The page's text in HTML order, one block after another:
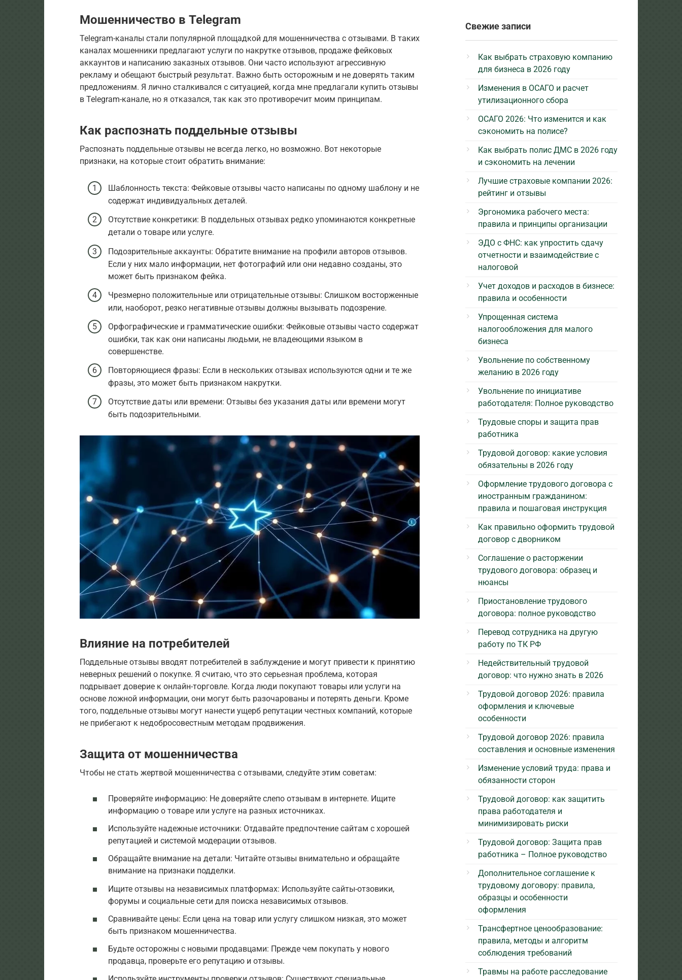
Мошенничество в Telegram
Telegram-каналы стали популярной площадкой для мошенничества с отзывами. В таких
каналах мошенники предлагают услуги по накрутке отзывов, продаже фейковых
аккаунтов и написанию заказных отзывов. Они часто используют агрессивную
рекламу и обещают быстрый результат. Важно быть осторожным и не доверять таким
предложениям. Я лично сталкивался с ситуацией, когда мне предлагали купить отзывы
в Telegram-канале, но я отказался, так как это противоречит моим принципам.
Как распознать поддельные отзывы
Распознать поддельные отзывы не всегда легко, но возможно. Вот некоторые
признаки, на которые стоит обратить внимание:
Шаблонность текста: Фейковые отзывы часто написаны по одному шаблону и не
содержат индивидуальных деталей.
Отсутствие конкретики: В поддельных отзывах редко упоминаются конкретные
детали о товаре или услуге.
Подозрительные аккаунты: Обратите внимание на профили авторов отзывов.
Если у них мало информации, нет фотографий или они недавно созданы, это
может быть признаком фейка.
Чрезмерно положительные или отрицательные отзывы: Слишком восторженные
или, наоборот, резко негативные отзывы должны вызывать подозрение.
Орфографические и грамматические ошибки: Фейковые отзывы часто содержат
ошибки, так как они написаны людьми, не владеющими языком в
совершенстве.
Повторяющиеся фразы: Если в нескольких отзывах используются одни и те же
фразы, это может быть признаком накрутки.
Отсутствие даты или времени: Отзывы без указания даты или времени могут
быть подозрительными.
Влияние на потребителей
Поддельные отзывы вводят потребителей в заблуждение и могут привести к принятию
неверных решений о покупке. Я считаю, что это серьезная проблема, которая
подрывает доверие к онлайн-торговле. Когда люди покупают товары или услуги на
основе ложной информации, они могут быть разочарованы и потерять деньги. Кроме
того, поддельные отзывы могут нанести ущерб репутации честных компаний, которые
не прибегают к недобросовестным методам продвижения.
Защита от мошенничества
Чтобы не стать жертвой мошенничества с отзывами, следуйте этим советам:
Проверяйте информацию: Не доверяйте слепо отзывам в интернете. Ищите
информацию о товаре или услуге на разных источниках.
Используйте надежные источники: Отдавайте предпочтение сайтам с хорошей
репутацией и системой модерации отзывов.
Обращайте внимание на детали: Читайте отзывы внимательно и обращайте
внимание на признаки подделки.
Ищите отзывы на независимых платформах: Используйте сайты-отзовики,
форумы и социальные сети для поиска независимых отзывов.
Сравнивайте цены: Если цена на товар или услугу слишком низкая, это может
быть признаком мошенничества.
Будьте осторожны с новыми продавцами: Прежде чем покупать у нового
продавца, проверьте его репутацию и отзывы.
Свежие записи
Как выбрать страховую компанию
для бизнеса в 2026 году
Изменения в ОСАГО и расчет
утилизационного сбора
ОСАГО 2026: Что изменится и как
сэкономить на полисе?
Как выбрать полис ДМС в 2026 году
и сэкономить на лечении
Лучшие страховые компании 2026:
рейтинг и отзывы
Эргономика рабочего места:
правила и принципы организации
ЭДО с ФНС: как упростить сдачу
отчетности и взаимодействие с
налоговой
Учет доходов и расходов в бизнесе:
правила и особенности
Упрощенная система
налогообложения для малого
бизнеса
Увольнение по собственному
желанию в 2026 году
Увольнение по инициативе
работодателя: Полное руководство
Трудовые споры и защита прав
работника
Трудовой договор: какие условия
обязательны в 2026 году
Оформление трудового договора с
иностранным гражданином:
правила и пошаговая инструкция
Как правильно оформить трудовой
договор с дворником
Соглашение о расторжении
трудового договора: образец и
нюансы
Приостановление трудового
договора: полное руководство
Перевод сотрудника на другую
работу по ТК РФ
Недействительный трудовой
договор: что нужно знать в 2026
Трудовой договор 2026: правила
оформления и ключевые
особенности
Трудовой договор 2026: правила
составления и основные изменения
Изменение условий труда: права и
обязанности сторон
Трудовой договор: как защитить
права работодателя и
минимизировать риски
Трудовой договор: Защита прав
работника – Полное руководство
Дополнительное соглашение к
трудовому договору: правила,
образцы и особенности
оформления
Трансфертное ценообразование:
правила, методы и алгоритм
соблюдения требований
Травмы на работе расследование